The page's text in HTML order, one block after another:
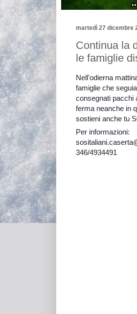
martedì 27 dicembre
Continua la
le famiglie
Nell'odierna
famiglie che
consegnati pacchi
ferma neanche in
sostieni anche tu
Per informazioni:
346/4934491